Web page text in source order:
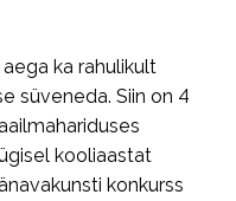
ka rahulikult
süveneda. Siin on 4
kooliaastat
konkurss